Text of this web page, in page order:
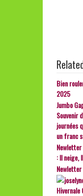
Bien
2025
Jumbo
Souvenir
journées
un franc
: Il neige,
Hivernale